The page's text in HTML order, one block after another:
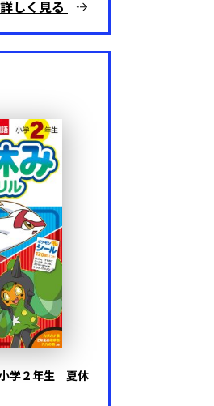
詳しく見る
学２年生 夏休